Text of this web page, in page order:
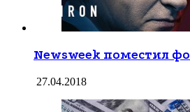
Newsweek поместил
27.04.2018